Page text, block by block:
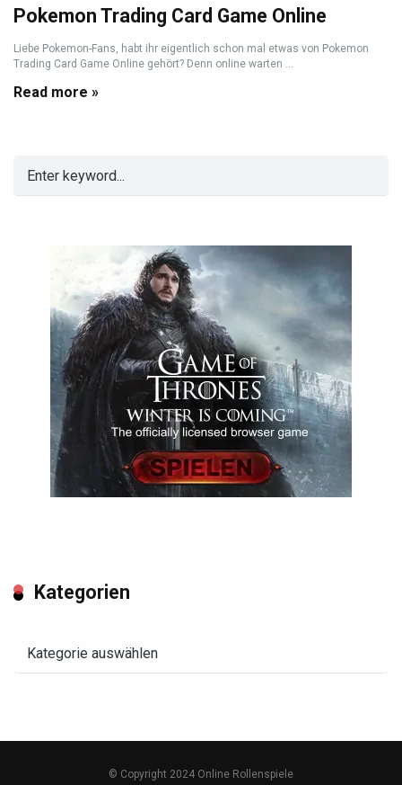
Pokemon Trading Card Game Online
Liebe Pokemon-Fans, habt ihr eigentlich schon mal etwas von Pokemon
Trading Card Game Online gehört? Denn online warten ...
Read more »
Kategorien
© Copyright 2024 Online Rollenspiele